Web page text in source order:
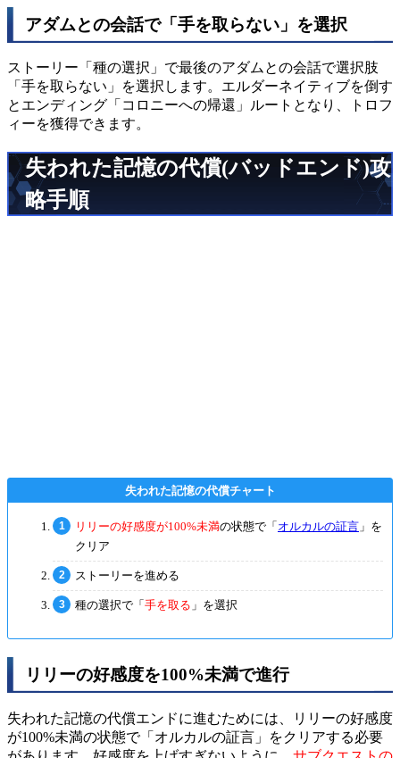
アダムとの会話で「手を取らない」を選択
ストーリー「種の選択」で最後のアダムとの会話で選択肢
「手を取らない」を選択します。エルダーネイティブを倒す
とエンディング「コロニーへの帰還」ルートとなり、トロフ
ィーを獲得できます。
失われた記憶の代償(バッドエンド)攻
略手順
リリーの好感度が100%未満の状態で「 オルカルの証言 」を
クリア
ストーリーを進める
種の選択で「 手を取る 」を選択
リリーの好感度を100%未満で進行
失われた記憶の代償エンドに進むためには、リリーの好感度
が100%未満の状態で「オルカルの証言」をクリアする必要